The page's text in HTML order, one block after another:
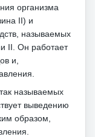
организма
II) и
называемых
II. Он работает
и,
называемых
выведению
образом,